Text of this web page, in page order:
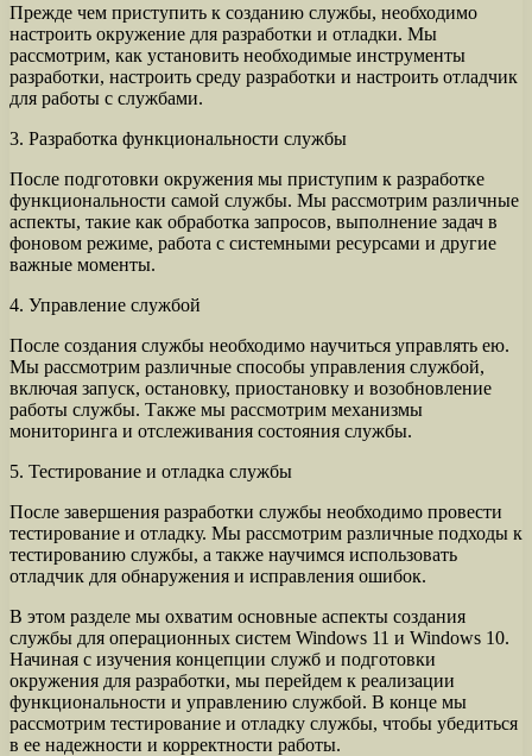
Прежде чем приступить к созданию службы, необходимо
настроить окружение для разработки и отладки. Мы
рассмотрим, как установить необходимые инструменты
разработки, настроить среду разработки и настроить отладчик
для работы с службами.
3. Разработка функциональности службы
После подготовки окружения мы приступим к разработке
функциональности самой службы. Мы рассмотрим различные
аспекты, такие как обработка запросов, выполнение задач в
фоновом режиме, работа с системными ресурсами и другие
важные моменты.
4. Управление службой
После создания службы необходимо научиться управлять ею.
Мы рассмотрим различные способы управления службой,
включая запуск, остановку, приостановку и возобновление
работы службы. Также мы рассмотрим механизмы
мониторинга и отслеживания состояния службы.
5. Тестирование и отладка службы
После завершения разработки службы необходимо провести
тестирование и отладку. Мы рассмотрим различные подходы к
тестированию службы, а также научимся использовать
отладчик для обнаружения и исправления ошибок.
В этом разделе мы охватим основные аспекты создания
службы для операционных систем Windows 11 и Windows 10.
Начиная с изучения концепции служб и подготовки
окружения для разработки, мы перейдем к реализации
функциональности и управлению службой. В конце мы
рассмотрим тестирование и отладку службы, чтобы убедиться
в ее надежности и корректности работы.